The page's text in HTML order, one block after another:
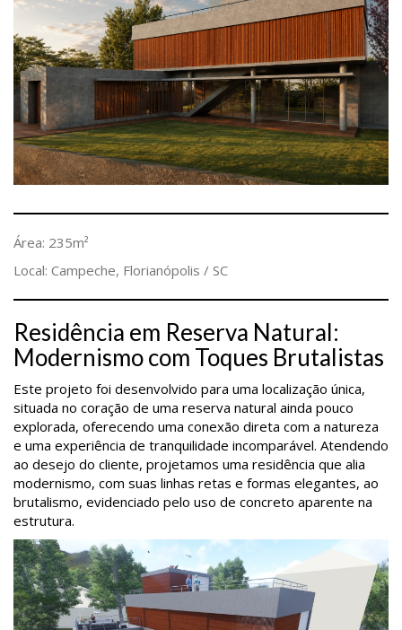
Área: 235m²
Local: Campeche, Florianópolis / SC
Residência em Reserva Natural:
Modernismo com Toques Brutalistas
Este projeto foi desenvolvido para uma localização única,
situada no coração de uma reserva natural ainda pouco
explorada, oferecendo uma conexão direta com a natureza
e uma experiência de tranquilidade incomparável. Atendendo
ao desejo do cliente, projetamos uma residência que alia
modernismo, com suas linhas retas e formas elegantes, ao
brutalismo, evidenciado pelo uso de concreto aparente na
estrutura.